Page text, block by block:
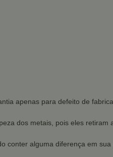
apenas para defeito de
dos metais, pois eles
conter alguma diferença em sua